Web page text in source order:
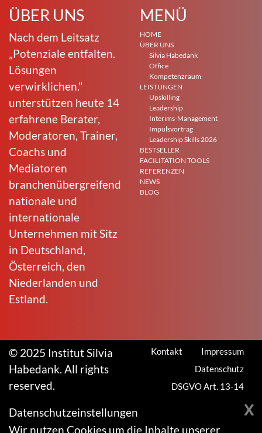
ÜBER UNS
Nach dem Leitsatz
„Potenziale entfalten.
Lösungen
verwirklichen."
unterstützen heute 14
erfahrene Berater,
Moderatoren, Trainer,
Coachs und
Mediatoren
branchenübergreifend
nationale und
internationale
Unternehmen mit Sitz
in Deutschland,
Österreich, den
Niederlanden und
Estland.
MENÜ
HOME
ÜBER UNS
Silvia Habedank
Office
Kompetenzraum
LEISTUNGEN
Upskilling
Leadership
Interims-Management
Impulsvortrag
Leadership Skills 2026
BESTSELLER
FACILITATION TOOLS
REFERENZEN
NEWS
BLOG
© 2025 Institut Silvia
Habedank. All rights
reserved.
Kontakt
Impressum
Datenschutz
DSGVO Art. 13-14
Datenschutzeinstellungen X
Wir nutzen Cookies um die Inhalte unserer